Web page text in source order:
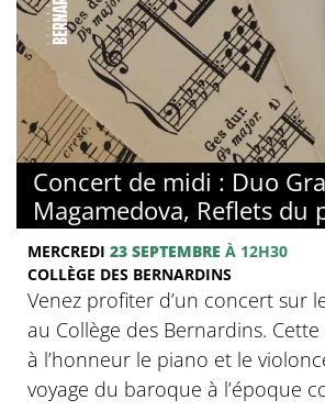
Concert de midi : Duo
Magamedova, Reflets du
MERCREDI 23 SEPTEMBRE À 12H30
COLLÈGE DES BERNARDINS
Venez profiter d’un concert sur
au Collège des Bernardins.
à l’honneur le piano et le
voyage du baroque à l’époque